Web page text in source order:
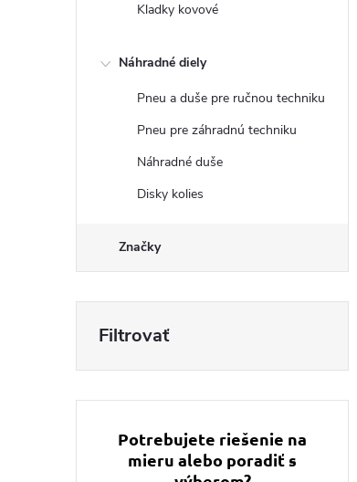
Kladky kovové
Náhradné diely
Pneu a duše pre ručnou techniku
Pneu pre záhradnú techniku
Náhradné duše
Disky kolies
Značky
Potrebujete riešenie na
mieru alebo poradiť s